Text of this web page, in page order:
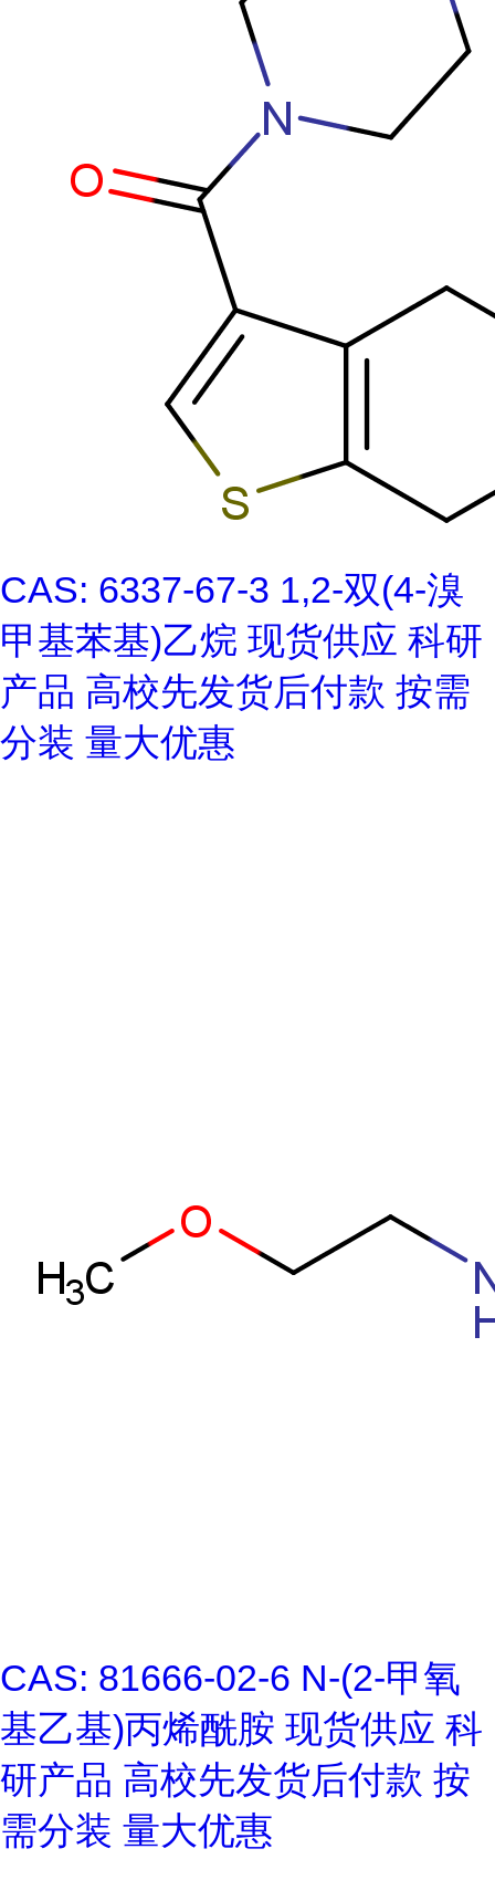
CAS: 6337-67-3 1,2-双(4-溴
甲基苯基)乙烷 现货供应 科研
产品 高校先发货后付款 按需
分装 量大优惠
CAS: 81666-02-6 N-(2-甲氧
基乙基)丙烯酰胺 现货供应 科
研产品 高校先发货后付款 按
需分装 量大优惠